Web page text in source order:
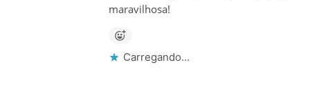
maravilhosa!
Carregando...